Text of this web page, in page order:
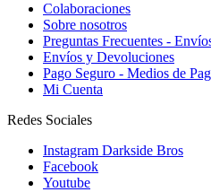
Colaboraciones
Sobre nosotros
Preguntas Frecuentes -
Envíos y Devoluciones
Pago Seguro - Medios de
Mi Cuenta
Redes Sociales
Instagram Darkside Bros
Facebook
Youtube